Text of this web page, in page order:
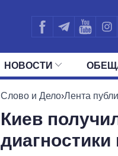
НОВОСТИ
ВСЕ
Слово и Дело›Лента
Киев